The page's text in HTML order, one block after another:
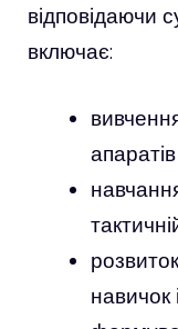
відповідаючи
включає:
навичок